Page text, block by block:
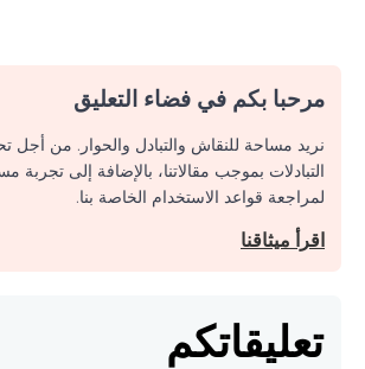
مرحبا بكم في فضاء التعليق
نريد مساحة للنقاش والتبادل والحوار. من أجل
التبادلات بموجب مقالاتنا، بالإضافة إلى تجربة
لمراجعة قواعد الاستخدام الخاصة بنا.
اقرأ ميثاقنا
تعليقاتكم